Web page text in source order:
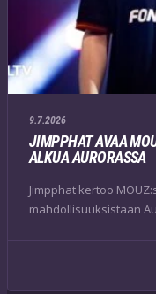
9.7.2026
JIMPPHAT AVAA
ALKUA AURORASSA
Jimpphat kertoo
mahdollisuuksistaan